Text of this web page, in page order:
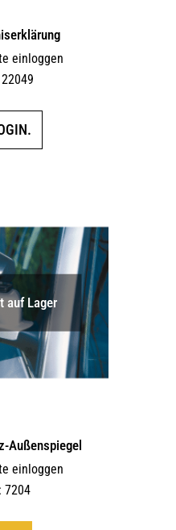
einloggen
auf Lager
Außen­spiegel
einloggen
7204